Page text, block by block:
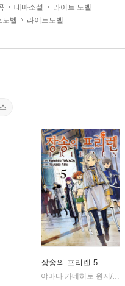
테마소설
라이트 노벨
노벨 라이트노벨
장송의 프리렌 5
야마다 카네히토 원저/아베 츠카사 글그림